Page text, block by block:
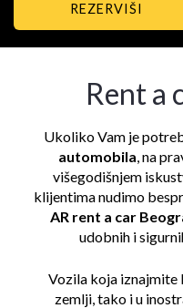
Rent a
Ukoliko Vam je
automobila, na
višegodišnjem
klijentima nudimo
AR rent a car
udobnih i
Vozila koja iznajmite
zemlji, tako i u